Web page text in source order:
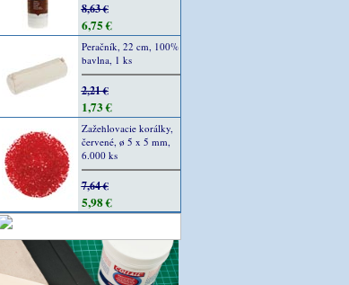
8,63 €
6,75 €
Peračník, 22 cm, 100%
bavlna, 1 ks
2,21 €
1,73 €
Zažehlovacie korálky,
červené, ø 5 x 5 mm,
6.000 ks
7,64 €
5,98 €